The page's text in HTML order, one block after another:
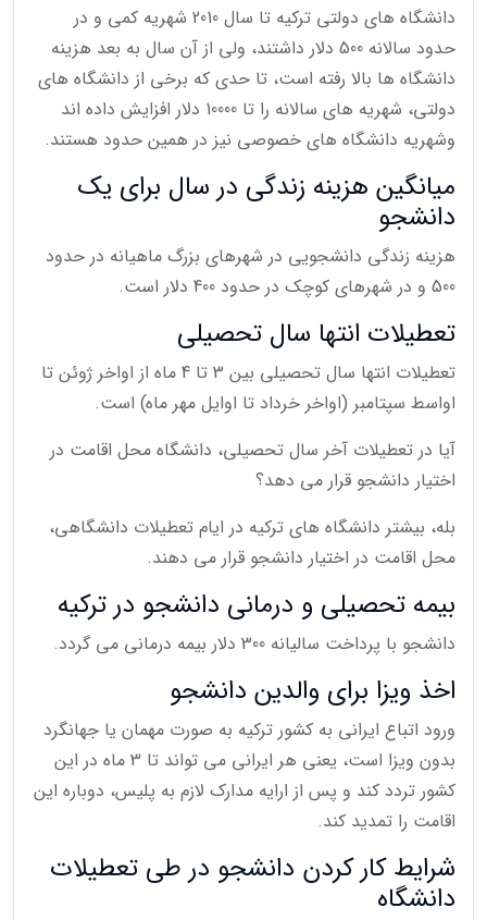
دانشگاه های دولتی ترکیه تا سال 2010 شهریه کمی و در
حدود سالانه 500 دلار داشتند، ولی از آن سال به بعد هزینه
دانشگاه ها بالا رفته است، تا حدی که برخی از دانشگاه های
دولتی، شهریه های سالانه را تا 10000 دلار افزایش داده اند
وشهریه دانشگاه های خصوصی نیز در همین حدود هستند.
میانگین هزینه زندگی در سال برای یک
دانشجو
هزینه زندگی دانشجویی در شهرهای بزرگ ماهیانه در حدود
500 و در شهرهای کوچک در حدود 400 دلار است.
تعطیلات انتها سال تحصیلی
تعطیلات انتها سال تحصیلی بین 3 تا 4 ماه از اواخر ژوئن تا
اواسط سپتامبر (اواخر خرداد تا اوایل مهر ماه) است.
آیا در تعطیلات آخر سال تحصیلی، دانشگاه محل اقامت در
اختیار دانشجو قرار می دهد؟
بله، بیشتر دانشگاه های ترکیه در ایام تعطیلات دانشگاهی،
محل اقامت در اختیار دانشجو قرار می دهند.
بیمه تحصیلی و درمانی دانشجو در ترکیه
دانشجو با پرداخت سالیانه 300 دلار بیمه درمانی می گردد.
اخذ ویزا برای والدین دانشجو
ورود اتباع ایرانی به کشور ترکیه به صورت مهمان یا جهانگرد
بدون ویزا است، یعنی هر ایرانی می تواند تا 3 ماه در این
کشور تردد کند و پس از ارایه مدارک لازم به پلیس، دوباره این
اقامت را تمدید کند.
شرایط کار کردن دانشجو در طی تعطیلات
دانشگاه